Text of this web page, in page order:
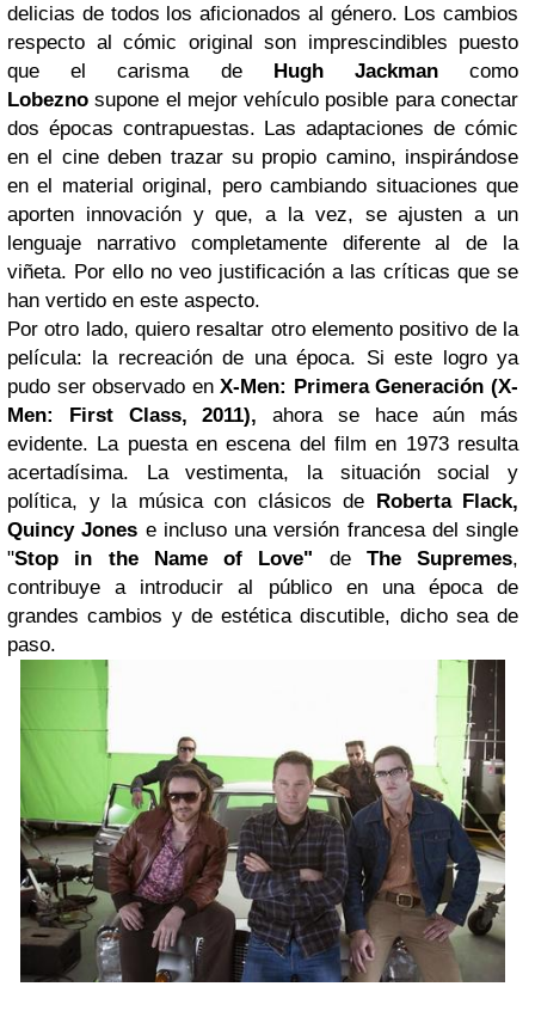
delicias de todos los aficionados al género. Los cambios
respecto al cómic original son imprescindibles puesto
que el carisma de Hugh Jackmancomo
Lobezno supone el mejor vehículo posible para conectar
dos épocas contrapuestas. Las adaptaciones de cómic
en el cine deben trazar su propio camino, inspirándose
en el material original, pero cambiando situaciones que
aporten innovación y que, a la vez, se ajusten a un
lenguaje narrativo completamente diferente al de la
viñeta. Por ello no veo justificación a las críticas que se
han vertido en este aspecto.
Por otro lado, quiero resaltar otro elemento positivo de la
película: la recreación de una época. Si este logro ya
pudo ser observado enX-Men: Primera Generación (X-
Men: First Class, 2011), ahora se hace aún más
evidente. La puesta en escena del film en 1973 resulta
acertadísima. La vestimenta, la situación social y
política, y la música con clásicos de Roberta Flack,
Quincy Jones e incluso una versión francesa del single
"Stop in the Name of Love" de The Supremes,
contribuye a introducir al público en una época de
grandes cambios y de estética discutible, dicho sea de
paso.